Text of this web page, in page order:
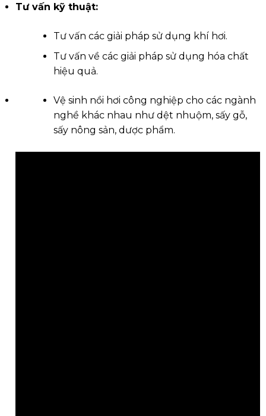
Tư vấn kỹ thuật:
Tư vấn các giải pháp sử dụng khí hơi.
Tư vấn về các giải pháp sử dụng hóa chất
hiệu quả.
Vệ sinh nồi hơi công nghiệp cho các ngành
nghề khác nhau như dệt nhuộm, sấy gỗ,
sấy nông sản, dược phẩm.